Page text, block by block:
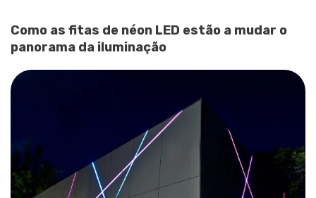
Como as fitas de néon LED estão a mudar o
panorama da iluminação